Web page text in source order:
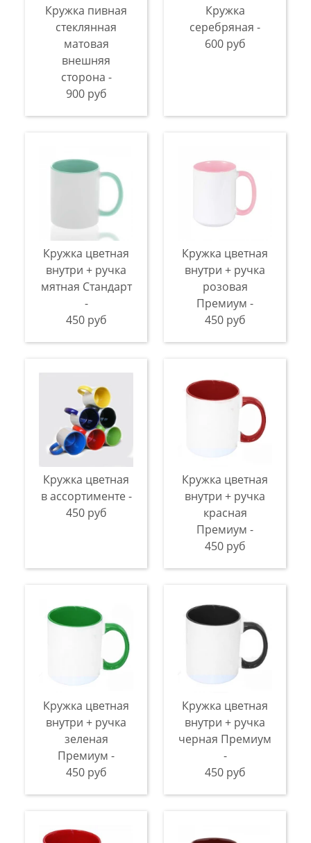
Кружка пивная
стеклянная
матовая
внешняя
сторона -
900 руб
Кружка
серебряная -
600 руб
Кружка цветная
внутри + ручка
мятная Стандарт
-
450 руб
Кружка цветная
внутри + ручка
розовая
Премиум -
450 руб
Кружка цветная
в ассортименте -
450 руб
Кружка цветная
внутри + ручка
красная
Премиум -
450 руб
Кружка цветная
внутри + ручка
зеленая
Премиум -
450 руб
Кружка цветная
внутри + ручка
черная Премиум
-
450 руб